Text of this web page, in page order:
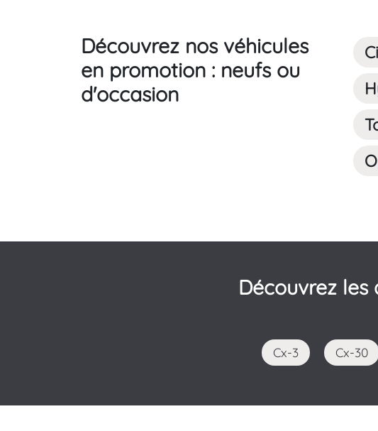
Découvrez nos véhicules
en promotion : neufs ou
d'occasion
Découvrez
Cx-3 Cx-30